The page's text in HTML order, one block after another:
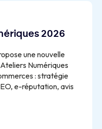
2026
une nouvelle
Numériques
: stratégie
e-réputation, avis